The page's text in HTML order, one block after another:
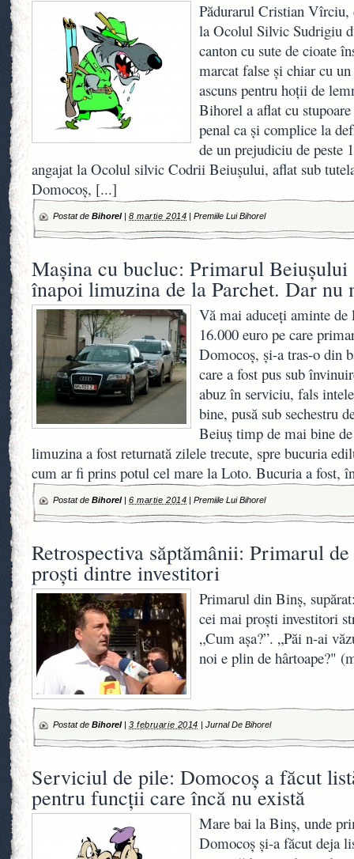
Pădurarul Cristian Vîrciu,
la Ocolul Silvic Sudrigiu
canton cu sute de cioate
marcat false şi chiar cu
ascuns pentru hoţii de
Bihorel a aflat cu
penal ca şi complice la
de un prejudiciu de peste
angajat la Ocolul silvic Codrii Beiuşului, aflat sub
Domocoş, [...]
Postat de Bihorel| 8 martie 2014 |Premiile Lui Bihorel
Maşina cu bucluc: Primarul
înapoi limuzina de la Parchet. Dar nu
Vă mai aduceţi aminte
16.000 euro pe care
Domocoş, şi-a tras-o din
care a fost pus sub
abuz în serviciu, fals
bine, pusă sub sechestru
Beiuş timp de mai bine
limuzina a fost returnată zilele trecute, spre bucuria
cum ar fi prins potul cel mare la Loto. Bucuria a fost,
Postat de Bihorel| 6 martie 2014 |Premiile Lui Bihorel
Retrospectiva săptămânii: Primarul
proşti dintre investitori
Primarul din Binş,
cei mai proşti investitori
„Cum aşa?”. „Păi n-ai
noi e plin de hârtoape?"
Postat de Bihorel| 3 februarie 2014 | Jurnal De Bihorel
Serviciul de pile: Domocoş a făcut
pentru funcţii care încă nu există
Mare bai la Binș, unde
Domocoș și-a făcut deja